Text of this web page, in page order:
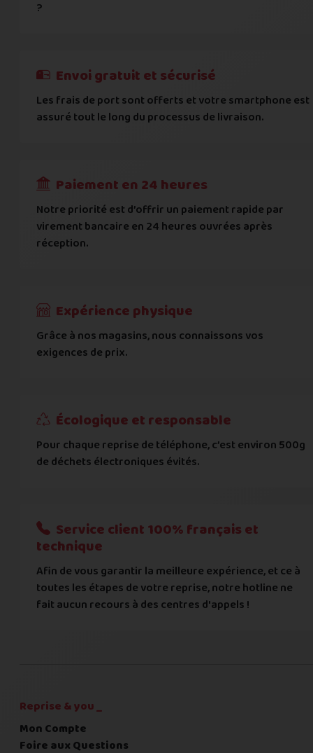
Cela ne sert à rien de mentir sur l'état de votre
L'état que vous déclarez est
Toute différence entre l'état déclaré et
Téléphone*
Adresse*
Ville *
... puis comment vous payer !
Je donnerai mes informations bancaires plus tard
Quelque chose à nous préciser ?
Commentaire
?
Envoi gratuit et sécurisé
Les frais de port sont offerts et votre smartphone est
assuré tout le long du processus de livraison.
Paiement en 24 heures
Notre priorité est d’offrir un paiement rapide par
virement bancaire en 24 heures ouvrées après
réception.
Expérience physique
Grâce à nos magasins, nous connaissons vos
exigences de prix.
Écologique et responsable
Pour chaque reprise de téléphone, c’est environ 500g
de déchets électroniques évités.
Service client 100% français et
technique
Afin de vous garantir la meilleure expérience, et ce à
toutes les étapes de votre reprise, notre hotline ne
fait aucun recours à des centres d'appels !
Reprise & you _
Mon Compte
Foire aux Questions